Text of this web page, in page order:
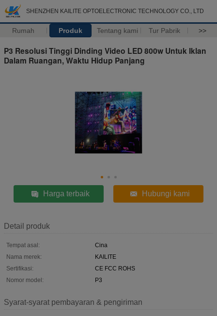
SHENZHEN KAILITE OPTOELECTRONIC TECHNOLOGY CO., LTD
Rumah Produk Tentang kami Tur Pabrik >>
P3 Resolusi Tinggi Dinding Video LED 800w Untuk Iklan
Dalam Ruangan, Waktu Hidup Panjang
Harga terbaik Hubungi kami
Detail produk
Tempat asal:
Cina
Nama merek:
KAILITE
Sertifikasi:
CE FCC ROHS
Nomor model:
P3
Syarat-syarat pembayaran & pengiriman